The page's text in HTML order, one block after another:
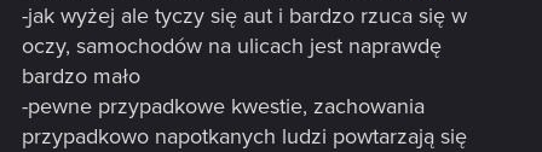
-jak wyżej ale tyczy się aut i bardzo rzuca się w
oczy, samochodów na ulicach jest naprawdę
bardzo mało
-pewne przypadkowe kwestie, zachowania
przypadkowo napotkanych ludzi powtarzają się